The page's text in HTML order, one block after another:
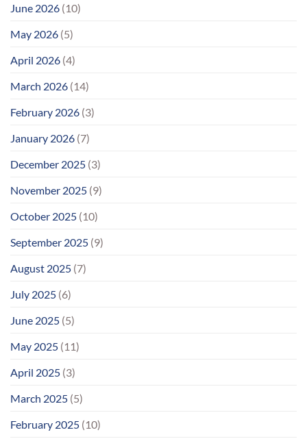
June 2026 (10)
May 2026 (5)
April 2026 (4)
March 2026 (14)
February 2026 (3)
January 2026 (7)
December 2025 (3)
November 2025 (9)
October 2025 (10)
September 2025 (9)
August 2025 (7)
July 2025 (6)
June 2025 (5)
May 2025 (11)
April 2025 (3)
March 2025 (5)
February 2025 (10)